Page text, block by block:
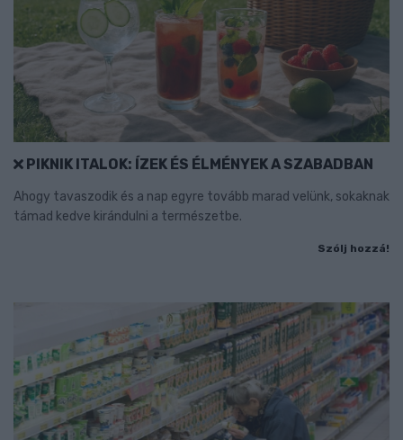
PIKNIK ITALOK: ÍZEK ÉS ÉLMÉNYEK A SZABADBAN
Ahogy tavaszodik és a nap egyre tovább marad velünk, sokaknak
támad kedve kirándulni a természetbe.
Szólj hozzá!